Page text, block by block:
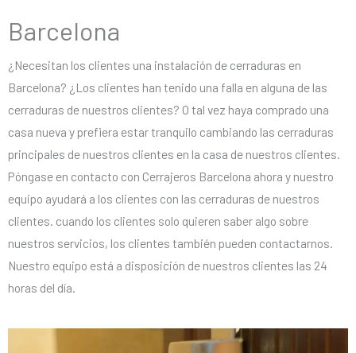
Barcelona
¿Necesitan los clientes una instalación de cerraduras en
Barcelona? ¿Los clientes han tenido una falla en alguna de las
cerraduras de nuestros clientes? O tal vez haya comprado una
casa nueva y prefiera estar tranquilo cambiando las cerraduras
principales de nuestros clientes en la casa de nuestros clientes.
Póngase en contacto con Cerrajeros Barcelona ahora y nuestro
equipo ayudará a los clientes con las cerraduras de nuestros
clientes. cuando los clientes solo quieren saber algo sobre
nuestros servicios, los clientes también pueden contactarnos.
Nuestro equipo está a disposición de nuestros clientes las 24
horas del día.